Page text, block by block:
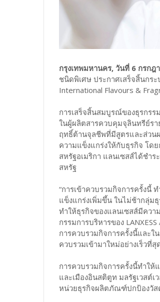
กรุงเทพมหานคร, วันที่ 6 กรกฎ
ชนิดพิเศษ ประกาศเสร็จสิ้นกร
International Flavours &
การเสร็จสิ้นสมบูรณ์ของธุรกรร
ในผู้ผลิตสารควบคุมจุลินทรีย์ร
ฤทธิ์ต้านจุลชีพที่มีสูตรและส่วนผ
ความแข็งแกร่งให้กับธุรกิจ โด
สหรัฐอเมริกา แลนเซสส์ได้ชำ
สหรัฐ
“การเข้าควบรวมกิจการครั้งนี้
แข็งแกร่งเพิ่มขึ้น ในไม่ช้ากลุ่ม
ทำให้ธุรกิจของแลนเซสส์มีควา
กรรมการบริหารของ
การควบรวมกิจการครั้งนี้และใ
ควบรวมเข้ามาใหม่อย่างเร็วที่สุ
การควบรวมกิจการครั้งนี้ทำให้
และเมืองอินสติตูท มลรัฐเวสต์เ
หน่วยธุรกิจผลิตภัณฑ์ปกป้องวัส